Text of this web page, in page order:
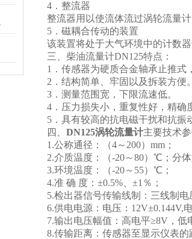
4 ．整流器
整流器用以使流体流过涡轮流量
5 ．磁耦合传动的装置
该装置将处于大气环境中的计数
三、柴油流量计DN125特点：
1 ．传感器为硬质合金轴承止推式
2 ．结构简单、牢固以及拆装方便。
3 ．测量范围宽，下限流速低。
4 ．压力损失小，重复性好，精确
5 ．具有较高的抗电磁干扰和抗振
四、 DN125涡轮流量计主要技术参
1.公称通径：（4～200）mm；
2.介质温度：（-20～80）℃；分
3.环境温度：（-20～55）℃；
4.准 确 度：±0.5%、±1％；
5.检出器信号传输线制：三线制电
6.供电电源：电压：12V±0.144V,
7.输出电压幅值：高电平≥8V，低
8.传输距离：传感器至显示仪表的